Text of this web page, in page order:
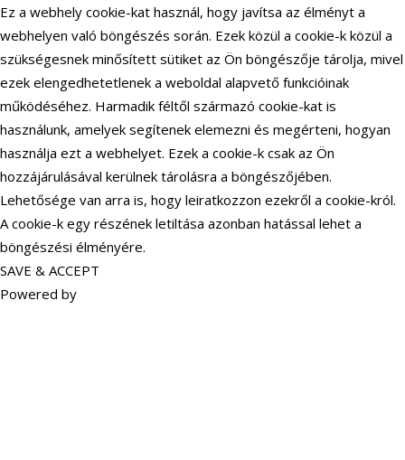
Ez a webhely cookie-kat használ, hogy javítsa az élményt a
webhelyen való böngészés során. Ezek közül a cookie-k közül a
szükségesnek minősített sütiket az Ön böngészője tárolja, mivel
ezek elengedhetetlenek a weboldal alapvető funkcióinak
működéséhez. Harmadik féltől származó cookie-kat is
használunk, amelyek segítenek elemezni és megérteni, hogyan
használja ezt a webhelyet. Ezek a cookie-k csak az Ön
hozzájárulásával kerülnek tárolásra a böngészőjében.
Lehetősége van arra is, hogy leiratkozzon ezekről a cookie-król.
A cookie-k egy részének letiltása azonban hatással lehet a
böngészési élményére.
SAVE & ACCEPT
Powered by